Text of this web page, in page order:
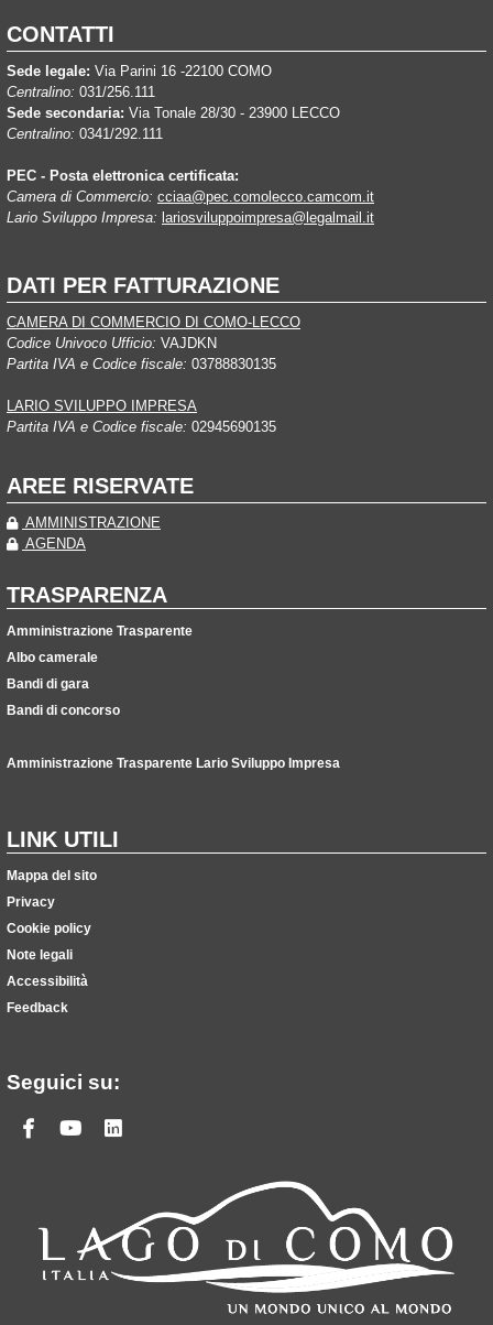
CONTATTI
Sede legale: Via Parini 16 -22100 COMO
Centralino: 031/256.111
Sede secondaria: Via Tonale 28/30 - 23900 LECCO
Centralino: 0341/292.111
PEC - Posta elettronica certificata:
Camera di Commercio: cciaa@pec.comolecco.camcom.it
Lario Sviluppo Impresa: lariosviluppoimpresa@legalmail.it
DATI PER FATTURAZIONE
CAMERA DI COMMERCIO DI COMO-LECCO
Codice Univoco Ufficio: VAJDKN
Partita IVA e Codice fiscale: 03788830135
LARIO SVILUPPO IMPRESA
Partita IVA e Codice fiscale: 02945690135
AREE RISERVATE
AMMINISTRAZIONE
AGENDA
TRASPARENZA
Amministrazione Trasparente
Albo camerale
Bandi di gara
Bandi di concorso
Amministrazione Trasparente Lario Sviluppo Impresa
LINK UTILI
Mappa del sito
Privacy
Cookie policy
Note legali
Accessibilità
Feedback
Seguici su:
Facebook
Youtube